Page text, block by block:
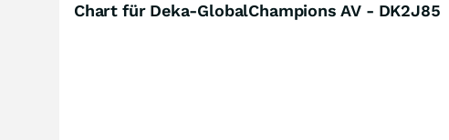
Chart für Deka-GlobalChampions AV - DK2J85